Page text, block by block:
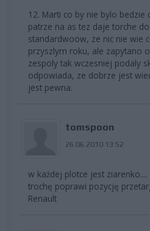
12. Marti co by nie bylo bedzie
patrze na as tez daje torche
standardwoow, ze nic nie wie
przyszlym roku, ale zapytano
zespoly tak wczesniej podaly
odpowiada, ze dobrze jest
jest pewna.
tomspoon
26.06.2010 13:52
w każdej plotce jest
trochę poprawi pozycję
Renault